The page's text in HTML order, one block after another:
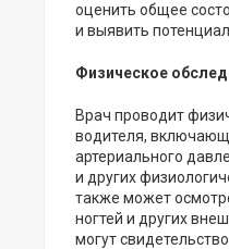
оценить общее
и выявить
Физическое
Врач проводит
водителя,
артериального
и других
также может
ногтей и других
могут